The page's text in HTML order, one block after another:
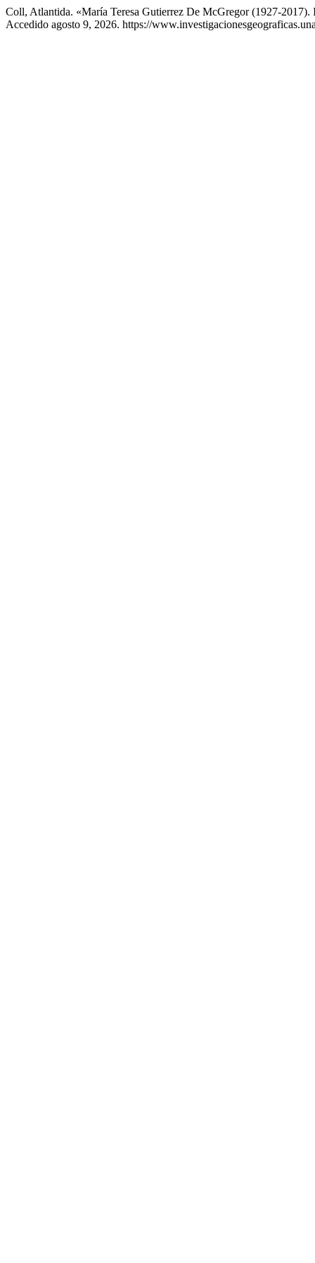
Coll, Atlantida. «María Teresa Gutierrez De McGregor (1927-
Accedido agosto 9, 2026. https://